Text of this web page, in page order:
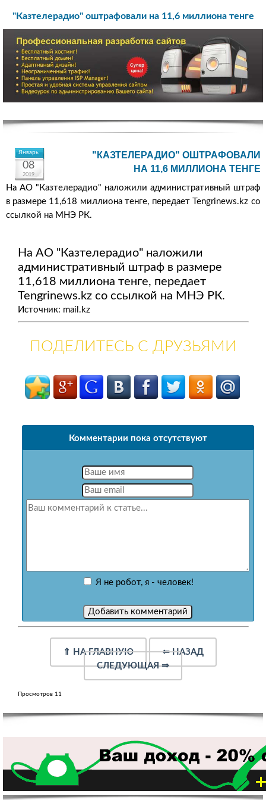
"Казтелерадио" оштрафовали на 11,6 миллиона тенге
Январь
08
2019
"КАЗТЕЛЕРАДИО" ОШТРАФОВАЛИ
НА 11,6 МИЛЛИОНА ТЕНГЕ
На АО "Казтелерадио" наложили административный штраф
в размере 11,618 миллиона тенге, передает Tengrinews.kz со
ссылкой на МНЭ РК.
На АО "Казтелерадио" наложили
административный штраф в размере
11,618 миллиона тенге, передает
Tengrinews.kz со ссылкой на МНЭ РК.
Источник: mail.kz
ПОДЕЛИТЕСЬ С ДРУЗЬЯМИ
Комментарии пока отсутствуют
Я не робот, я - человек!
⇑ НА ГЛАВНУЮ ⇐НАЗАД
СЛЕДУЮЩАЯ⇒
Просмотров 11